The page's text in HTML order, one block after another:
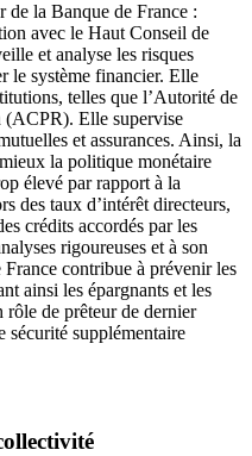
de la Banque de France :
avec le Haut Conseil de
et analyse les risques
le système financier. Elle
telles que l’Autorité de
(ACPR). Elle supervise
et assurances. Ainsi, la
la politique monétaire
élevé par rapport à la
des taux d’intérêt directeurs,
crédits accordés par les
rigoureuses et à son
contribue à prévenir les
ainsi les épargnants et les
rôle de prêteur de dernier
sécurité supplémentaire